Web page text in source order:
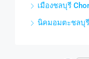
เมืองชลบุรี
นิคมอมตะชลบุรี